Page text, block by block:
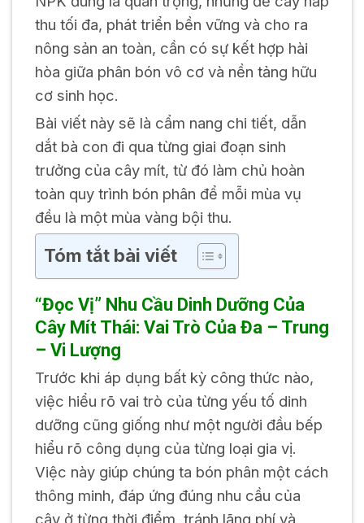
thu tối đa, phát triển bền vững và cho ra
nông sản an toàn, cần có sự kết hợp hài
hòa giữa phân bón vô cơ và nền tảng hữu
cơ sinh học.
Bài viết này sẽ là cẩm nang chi tiết, dẫn
dắt bà con đi qua từng giai đoạn sinh
trưởng của cây mít, từ đó làm chủ hoàn
toàn quy trình bón phân để mỗi mùa vụ
đều là một mùa vàng bội thu.
Tóm tắt bài viết
“Đọc Vị” Nhu Cầu Dinh Dưỡng Của
Cây Mít Thái: Vai Trò Của Đa – Trung
– Vi Lượng
Trước khi áp dụng bất kỳ công thức nào,
việc hiểu rõ vai trò của từng yếu tố dinh
dưỡng cũng giống như một người đầu bếp
hiểu rõ công dụng của từng loại gia vị.
Việc này giúp chúng ta bón phân một cách
thông minh, đáp ứng đúng nhu cầu của
cây ở từng thời điểm, tránh lãng phí và